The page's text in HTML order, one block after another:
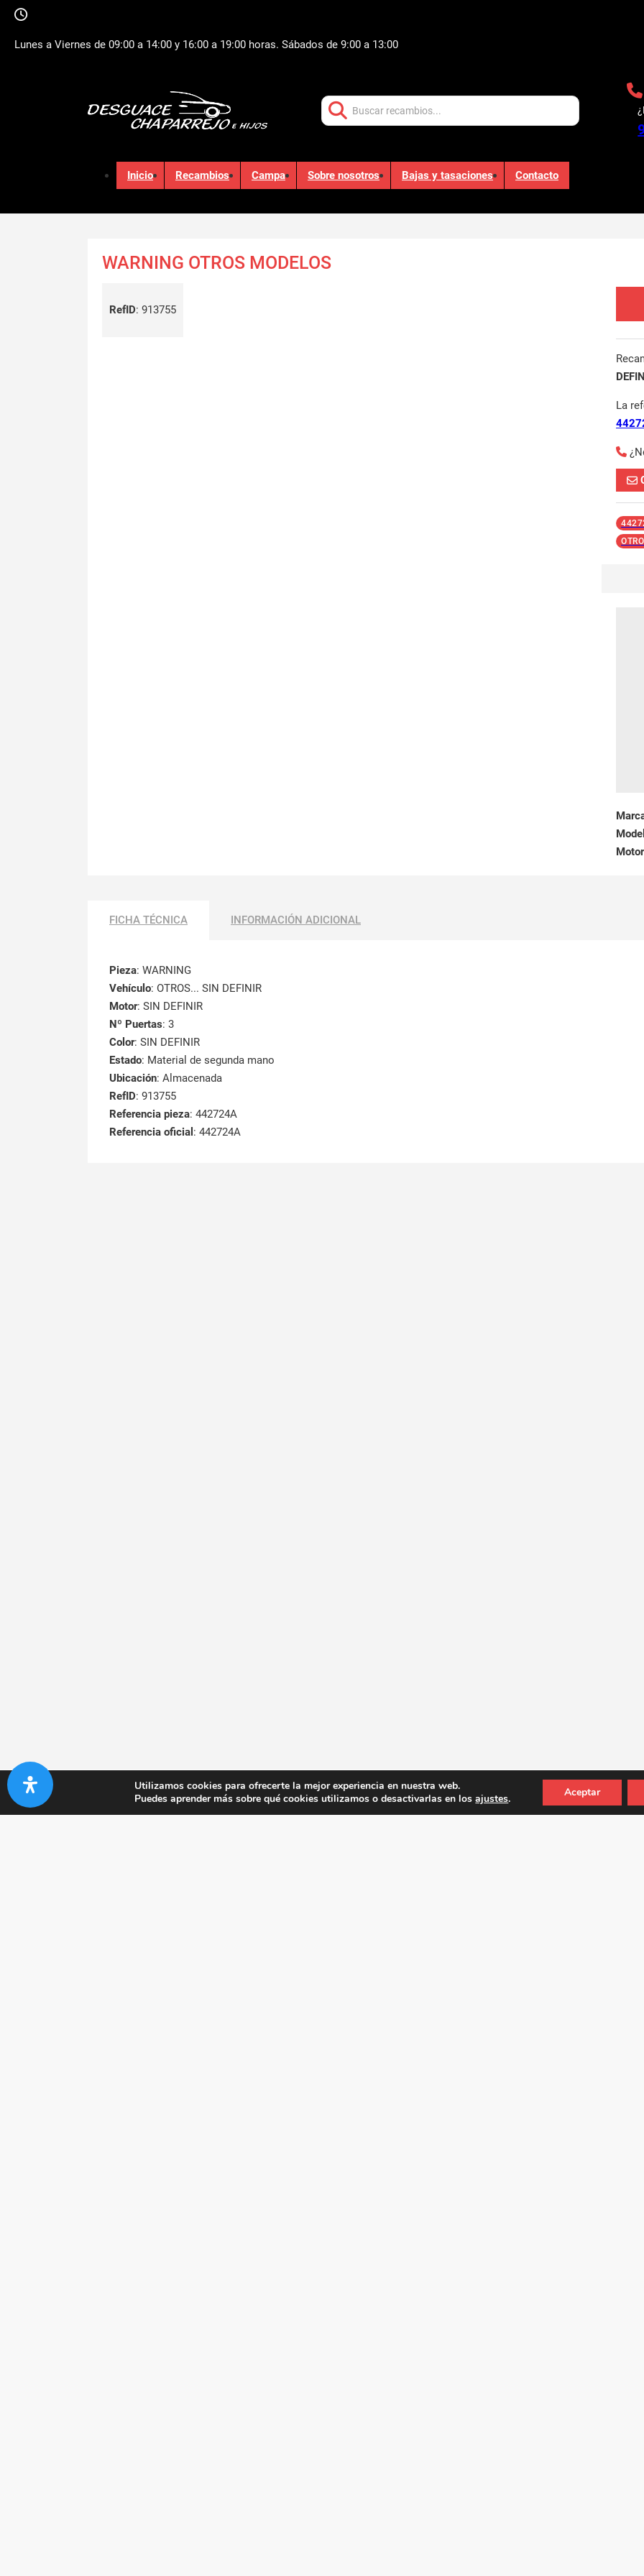
Lunes a Viernes de 09:00 a 14:00 y 16:00 a 19:00 horas. Sábados de 9:00 a 13:00
Inicio Recambios Campa Sobre nosotros Bajas y tasaciones Contacto
WARNING OTROS MODELOS
RefID: 913755
La
Motor
FICHA TÉCNICA INFORMACIÓN ADICIONAL
Pieza: WARNING
Vehículo: OTROS... SIN DEFINIR
Motor: SIN DEFINIR
Nº Puertas: 3
Color: SIN DEFINIR
Estado: Material de segunda mano
Ubicación: Almacenada
RefID: 913755
Referencia pieza: 442724A
Referencia oficial : 442724A
Utilizamos cookies para ofrecerte la mejor experiencia en nuestra web.
Puedes aprender más sobre qué cookies utilizamos o desactivarlas en losajustes. Aceptar